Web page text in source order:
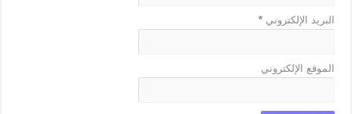
البريد الإلكتروني*
الموقع الإلكتروني